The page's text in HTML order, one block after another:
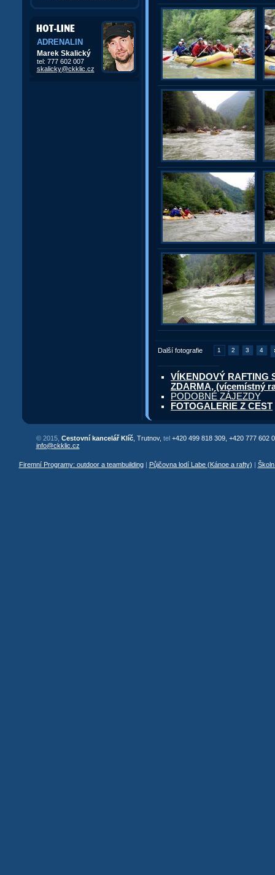
ADRENALIN
Marek Skalický
tel: 777 602 007
skalicky@ckklic.cz
Další fotografie 1 2 3 4
VÍKENDOVÝ RAFTING
ZDARMA, (vícemístný
PODOBNÉ ZÁJEZDY
FOTOGALERIE Z CEST
© 2015, Cestovní kancelář Klíč, Trutnov, tel +420 499 818 309, +420 777 602
info@ckklic.cz
Firemní Programy: outdoor a teambuilding| Půjčovna lodí Labe (Kánoe a rafty)